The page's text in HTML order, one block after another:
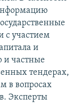
с участием
и
и частные
тендерах,
в вопросах
Эксперты